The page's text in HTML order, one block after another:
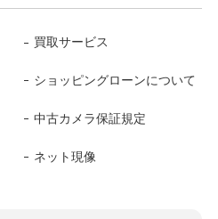
買取サービス
ショッピングローンについて
中古カメラ保証規定
ネット現像